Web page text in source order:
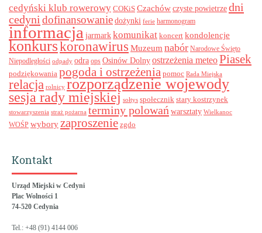
cedyński klub rowerowy COKiS Czachówczyste powietrzedni
cedyni dofinansowanie dożynki ferie harmonogram
informacja jarmark komunikat koncert kondolencje
konkurskoronawirus Muzeumnabór Narodowe Święto
Niepodległości odpady odra ops Osinów Dolnyostrzeżenia meteoPiasek
podziękowania pogoda i ostrzeżenia pomoc Rada Miejska
relacja rolnicy rozporządzenie wojewody
sesja rady miejskiej sołtys społecznik stary kostrzynek
stowarzyszenia straż pożarna terminy polowań warsztaty Wielkanoc
WOŚP wyboryzaproszenie zgdo
Kontakt
Urząd Miejski w Cedyni
Plac Wolności 1
74-520 Cedynia
Tel.: +48 (91) 4144 006